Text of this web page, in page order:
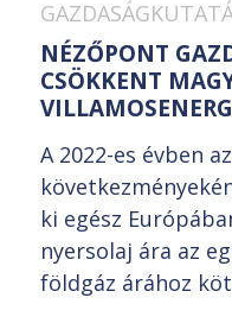
NÉZŐPONT
CSÖKKENT
A 2022-es évben
ki egész
nyersolaj ára az
földgáz árához